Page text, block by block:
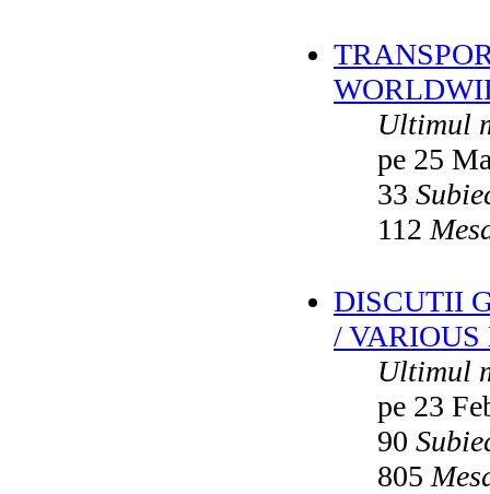
Ultimul
pe 25
33
112
DISCUTII
/ VARIOUS
Ultimul
pe 23
90
805